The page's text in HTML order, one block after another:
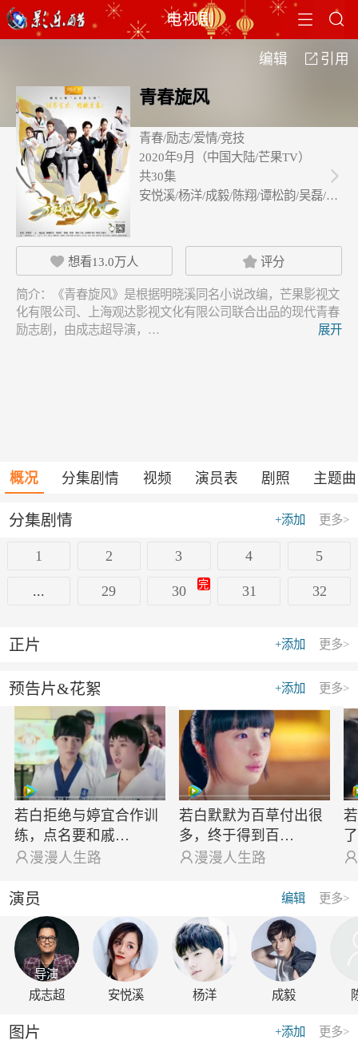
 
电视剧
编辑  引用
青春旋风
青春/励志/爱情/竞技
2020年9月（中国大陆/芒果TV）
共30集
安悦溪/杨洋/成毅/陈翔/谭松韵/吴磊/…

 想看13.0万人  评分
简介：
《青春旋风》是根据明晓溪同名小说改编，芒果影视文
化有限公司、上海观达影视文化有限公司联合出品的现代青春
励志剧，由成志超导演，…
展开
概况 分集剧情 视频 演员表 剧照 主题曲
更多>
+添加
分集剧情
1 2 3 4 5
... 29 30 完 31 32
更多>
+添加
正片
更多>
+添加
预告片&花絮
若白拒绝与婷宜合作训
练，点名要和戚…
 漫漫人生路
若白默默为百草付出很
多，终于得到百…
 漫漫人生路
更多>
编辑
演员
导演
成志超
安悦溪 杨洋 成毅
更多>
+添加
图片